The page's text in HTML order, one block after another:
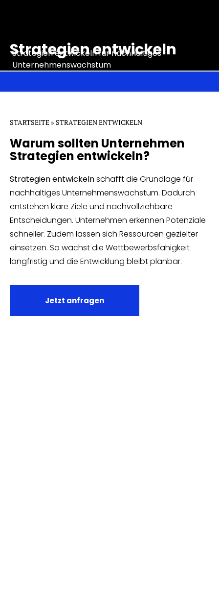
Strategien entwickeln
Strategien entwickeln für nachhaltiges
Unternehmenswachstum
STARTSEITE » STRATEGIEN ENTWICKELN
Warum sollten Unternehmen
Strategien entwickeln?
Strategien entwickelnschafft die Grundlage für
nachhaltiges Unternehmenswachstum. Dadurch
entstehen klare Ziele und nachvollziehbare
Entscheidungen. Unternehmen erkennen Potenziale
schneller. Zudem lassen sich Ressourcen gezielter
einsetzen. So wächst die Wettbewerbsfähigkeit
langfristig und die Entwicklung bleibt planbar.
Jetzt anfragen